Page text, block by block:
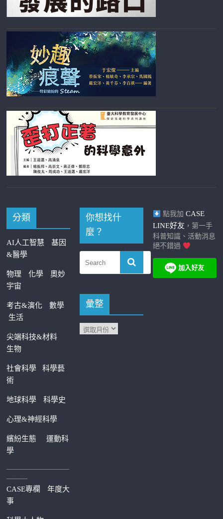
分類
AI人工智慧
基因
&醫學
物理 化學
奧妙
宇宙
考古&演化
數學
生活
尖端科技&材料
生物
社會科學科學藝
術
地球科學 科學史
心理&神經科學
繽紛生態運動科
學
—————————
———
CASE專欄
年度大
事
你想找什
麼？
彙整
點我加 CASE
LINE好友 ，第一手
科普知識、活動消息
絕不錯過